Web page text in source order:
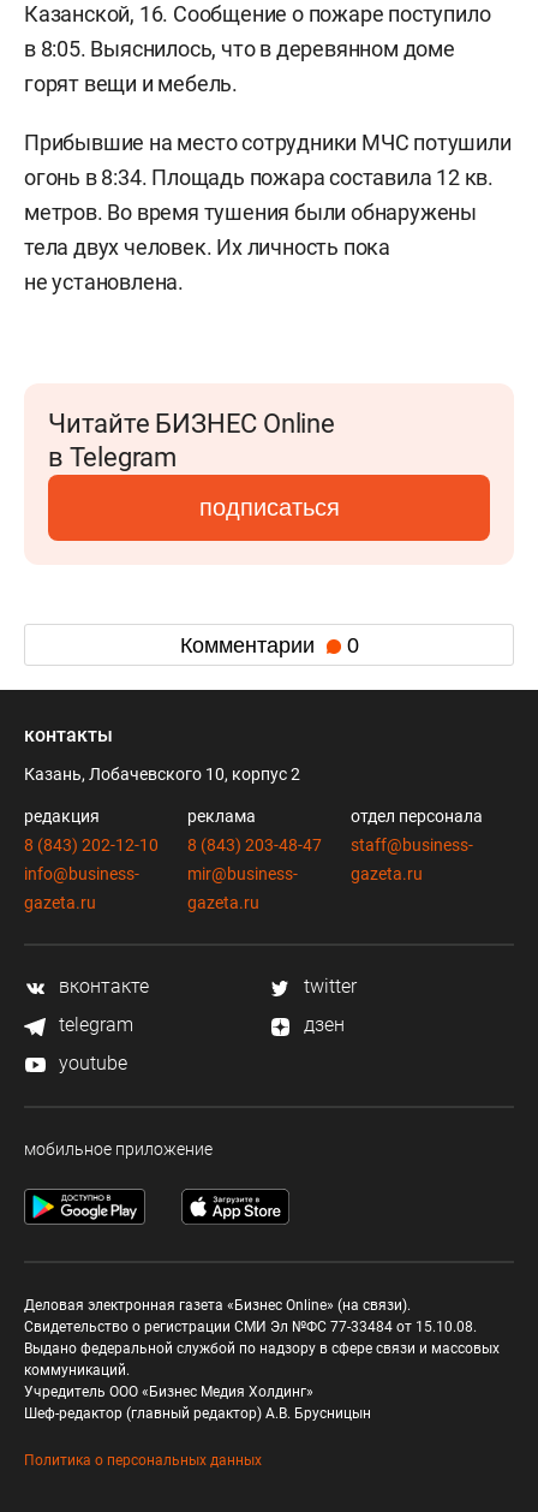
Казанской, 16. Сообщение о пожаре поступило
в 8:05. Выяснилось, что в деревянном доме
горят вещи и мебель.
Прибывшие на место сотрудники МЧС потушили
огонь в 8:34. Площадь пожара составила 12 кв.
метров. Во время тушения были обнаружены
тела двух человек. Их личность пока
не установлена.
Читайте БИЗНЕС Online
в Telegram
подписаться
Комментарии 0
контакты
Казань, Лобачевского 10, корпус 2
редакция
8 (843) 202-12-10
info@business-
gazeta.ru
реклама
8 (843) 203-48-47
mir@business-
gazeta.ru
отдел персонала
staff@business-
gazeta.ru
вконтакте
twitter
telegram
дзен
youtube
мобильное приложение
Деловая электронная газета «Бизнес Online» (на связи).
Свидетельство о регистрации СМИ Эл №ФС 77-33484 от 15.10.08.
Выдано федеральной службой по надзору в сфере связи и массовых
коммуникаций.
Учредитель ООО «Бизнес Медия Холдинг»
Шеф-редактор (главный редактор) А.В. Брусницын
Политика о персональных данных